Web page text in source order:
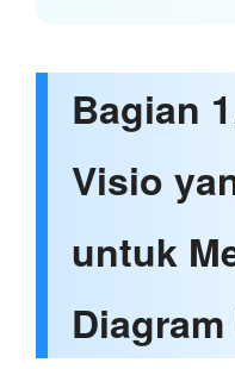
Bagian
Visio
untuk